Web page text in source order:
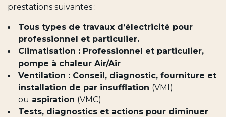
prestations suivantes :
Tous types de travaux d’électricité pour
professionnel et particulier.
Climatisation : Professionnel et particulier,
pompe à chaleur Air/Air
Ventilation : Conseil, diagnostic, fourniture et
installation de par insufflation (VMI)
ou aspiration (VMC)
Tests, diagnostics et actions pour diminuer